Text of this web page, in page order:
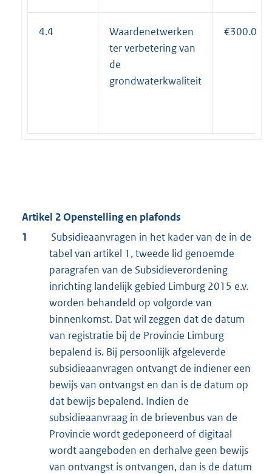
4.4
Waardenetwerken
ter verbetering van
de
grondwaterkwaliteit
Artikel 2 Openstelling en plafonds
1
Subsidieaanvragen in het kader van de in de
tabel van artikel 1, tweede lid genoemde
paragrafen van de Subsidieverordening
inrichting landelijk gebied Limburg 2015 e.v.
worden behandeld op volgorde van
binnenkomst. Dat wil zeggen dat de datum
van registratie bij de Provincie Limburg
bepalend is. Bij persoonlijk afgeleverde
subsidieaanvragen ontvangt de indiener een
bewijs van ontvangst en dan is de datum op
dat bewijs bepalend. Indien de
subsidieaanvraag in de brievenbus van de
Provincie wordt gedeponeerd of digitaal
wordt aangeboden en derhalve geen bewijs
van ontvangst is ontvangen, dan is de datum